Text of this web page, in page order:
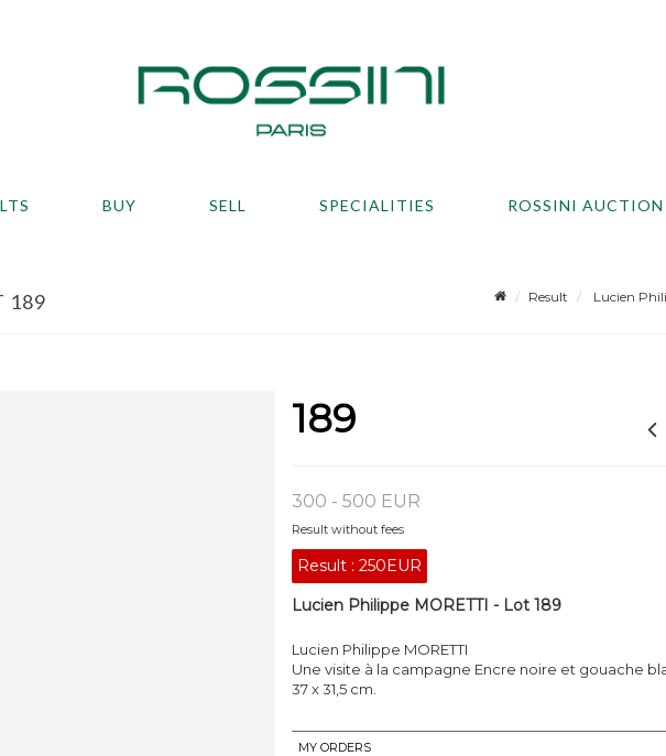
BUY SELL SPECIALITIES ROSSINI AUCTION
189 Result Lucien
189
300 - 500 EUR
Result without fees
Result : 250EUR
Lucien Philippe MORETTI - Lot 189
Lucien Philippe MORETTI
Une visite à la campagne Encre noire et gouache
37 x 31,5 cm.
MY ORDERS